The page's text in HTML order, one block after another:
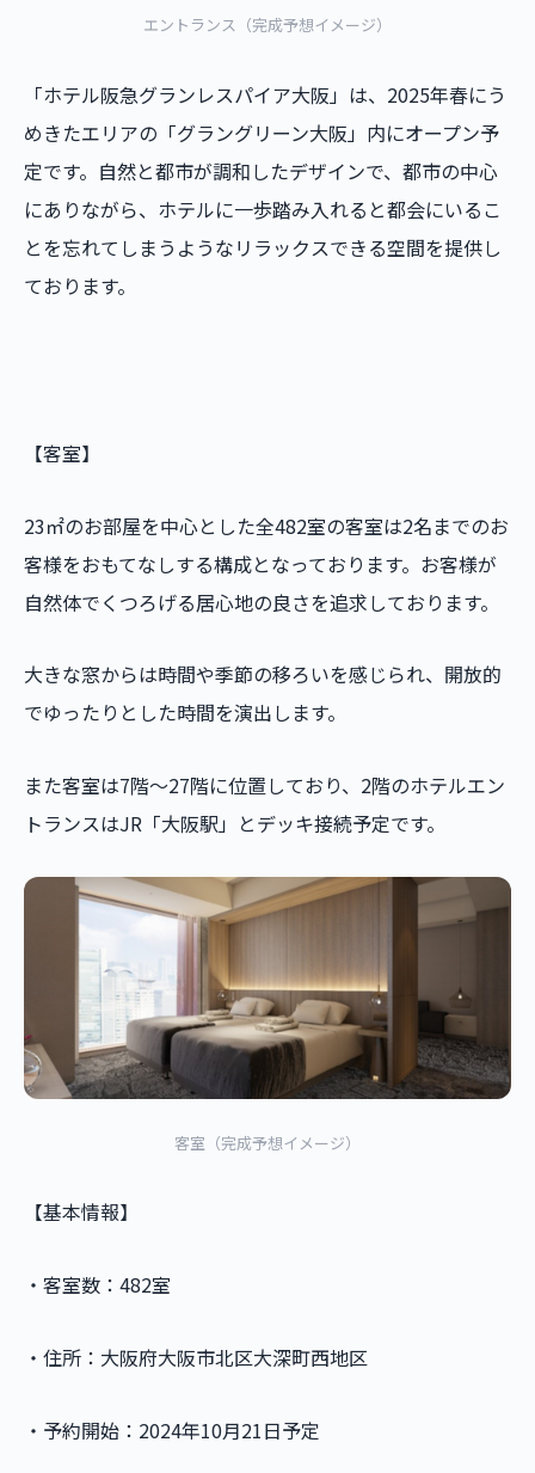
エントランス（完成予想イメージ）
「ホテル阪急グランレスパイア大阪」は、2025年春にう
めきたエリアの「グラングリーン大阪」内にオープン予
定です。自然と都市が調和したデザインで、都市の中心
にありながら、ホテルに一歩踏み入れると都会にいるこ
とを忘れてしまうようなリラックスできる空間を提供し
ております。
【客室】
23㎡のお部屋を中心とした全482室の客室は2名までのお
客様をおもてなしする構成となっております。お客様が
自然体でくつろげる居心地の良さを追求しております。
大きな窓からは時間や季節の移ろいを感じられ、開放的
でゆったりとした時間を演出します。
また客室は7階～27階に位置しており、2階のホテルエン
トランスはJR「大阪駅」とデッキ接続予定です。
客室（完成予想イメージ）
【基本情報】
・客室数：482室
・住所：大阪府大阪市北区大深町西地区
・予約開始：2024年10月21日予定